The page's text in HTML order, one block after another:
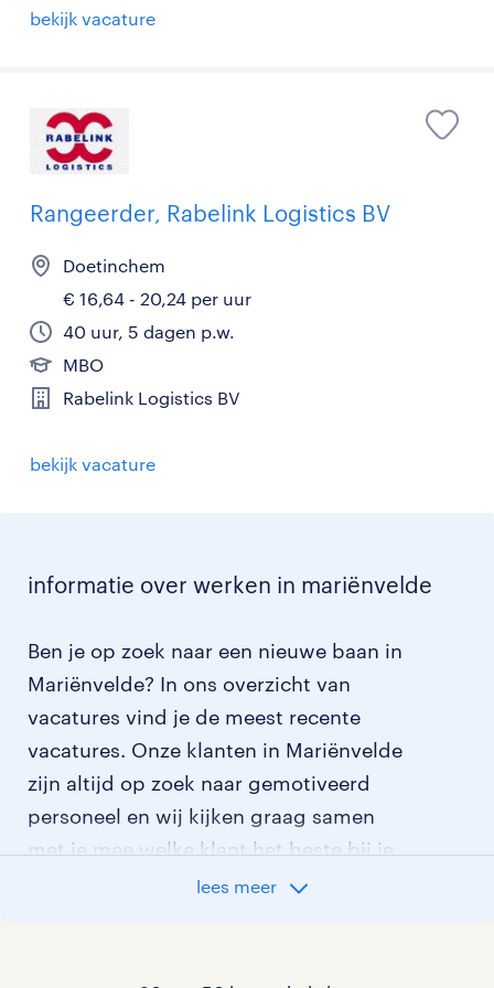
bekijk vacature
Rangeerder, Rabelink Logistics BV
Doetinchem
€ 16,64 - 20,24 per uur
40 uur, 5 dagen p.w.
MBO
Rabelink Logistics BV
bekijk vacature
informatie over werken in mariënvelde
Ben je op zoek naar een nieuwe baan in
Mariënvelde? In ons overzicht van
vacatures vind je de meest recente
vacatures. Onze klanten in Mariënvelde
zijn altijd op zoek naar gemotiveerd
personeel en wij kijken graag samen
met je mee welke klant het beste bij je
lees meer